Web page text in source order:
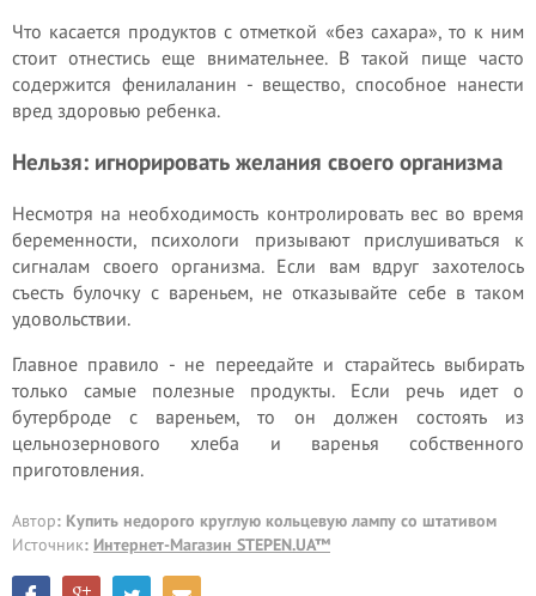
Что касается продуктов с отметкой «без сахара», то к ним
стоит отнестись еще внимательнее. В такой пище часто
содержится фенилаланин - вещество, способное нанести
вред здоровью ребенка.
Нельзя: игнорировать желания своего организма
Несмотря на необходимость контролировать вес во время
беременности, психологи призывают прислушиваться к
сигналам своего организма. Если вам вдруг захотелось
съесть булочку с вареньем, не отказывайте себе в таком
удовольствии.
Главное правило - не переедайте и старайтесь выбирать
только самые полезные продукты. Если речь идет о
бутерброде с вареньем, то он должен состоять из
цельнозернового хлеба и варенья собственного
приготовления.
Автор: Купить недорого круглую кольцевую лампу со штативом
Источник: Интернет-Магазин STEPEN.UA™